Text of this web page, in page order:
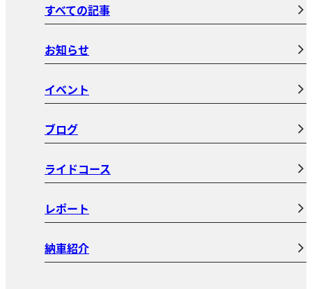
すべての記事
お知らせ
イベント
ブログ
ライドコース
レポート
納車紹介